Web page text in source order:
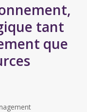
tant
que